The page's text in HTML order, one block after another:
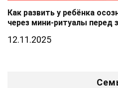
Как развить у ребёнка
через мини-ритуалы перед
12.11.2025